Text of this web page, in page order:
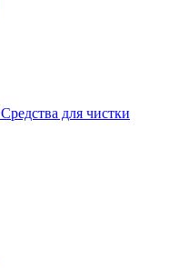
Средства для чистки